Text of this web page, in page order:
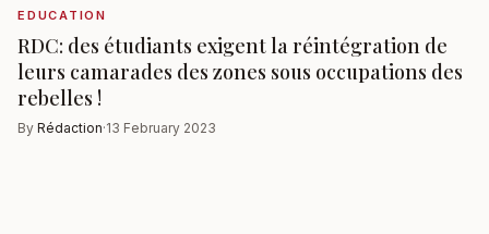
EDUCATION
RDC: des étudiants exigent la réintégration de
leurs camarades des zones sous occupations des
rebelles !
By Rédaction·13 February 2023